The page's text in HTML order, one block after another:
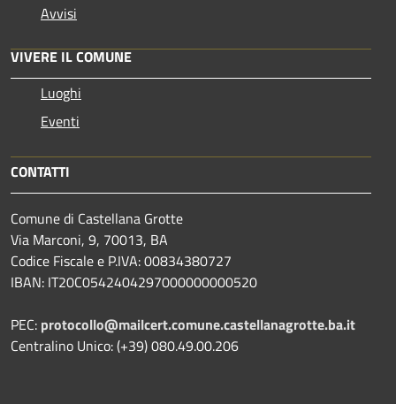
Avvisi
VIVERE IL COMUNE
Luoghi
Eventi
CONTATTI
Comune di Castellana Grotte
Via Marconi, 9, 70013, BA
Codice Fiscale e P.IVA: 00834380727
IBAN: IT20C0542404297000000000520
PEC: protocollo@mailcert.comune.castellanagrotte.ba.it
Centralino Unico: (+39) 080.49.00.206